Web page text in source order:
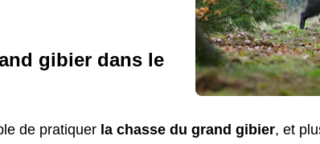
gibier dans le
de pratiquer la chasse du grand gibier, et